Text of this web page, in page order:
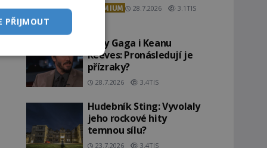
PREMIUM 28.7.2026 3.1TIS
Lady Gaga i Keanu
Reeves: Pronásledují je
přízraky?
28.7.2026 3.4TIS
Hudebník Sting: Vyvolaly
jeho rockové hity
temnou sílu?
23.7.2026 3.4TIS
PŘIJMOUT